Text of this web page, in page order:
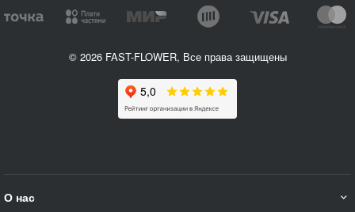
© 2026 FAST-FLOWER, Все права защищены
О нас